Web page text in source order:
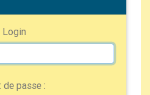
Login
passe :